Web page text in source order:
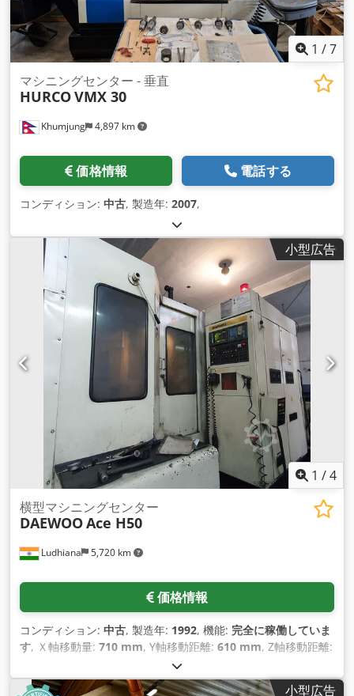
1 /7
Khumjung 4,897 km
マシニングセンター - 垂直
HURCOVMX 30
価格情報 電話する
コンディション: 中古, 製造年: 2007,
小型広告
1 /4
Ludhiana 5,720 km
横型マシニングセンター
DAEWOOAce H50
価格情報
コンディション: 中古, 製造年: 1992, 機能: 完全に稼働していま
す, Ｘ軸移動量: 710 mm, Y軸移動距離: 610 mm, Z軸移動距離:
, コントローラーメーカー:
ル:15M, 装備:切屑搬送装置,
小型広告